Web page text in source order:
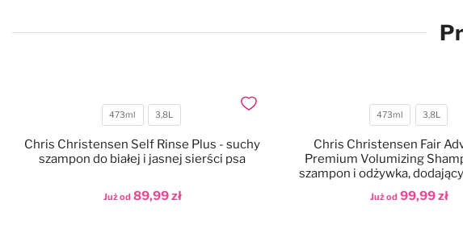
Pojemność
473ml 3,8L
Już od 89,99 zł
Chris Christensen Self Rinse Plus - suchy
szampon do białej i jasnej sierści psa
Dodaj do ulubionych
Pojemność
473ml 3,8L
Już od 99,99 zł
Chris Christensen Fair
Premium Volumizing
szampon i odżywka,